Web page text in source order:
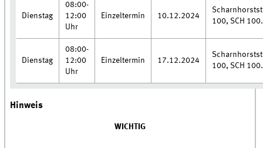
Dienstag
08:00-
12:00
Uhr
Einzeltermin 10.12.2024
100, SCH
Dienstag
08:00-
12:00
Uhr
Einzeltermin 17.12.2024
100, SCH
Hinweis
WICHTIG